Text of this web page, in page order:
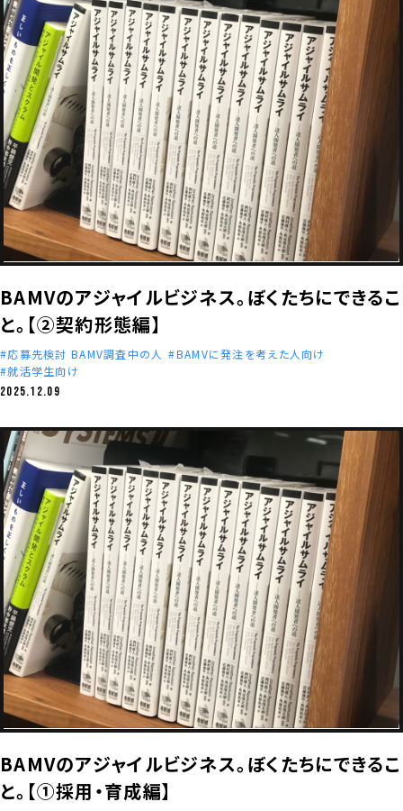
BAMVのアジャイルビジネス。ぼくたちにできるこ
と。【②契約形態編】
応募先検討 BAMV調査中の人
BAMVに発注を考えた人向け
就活学生向け
2025.12.09
BAMVのアジャイルビジネス。ぼくたちにできるこ
と。【①採用・育成編】